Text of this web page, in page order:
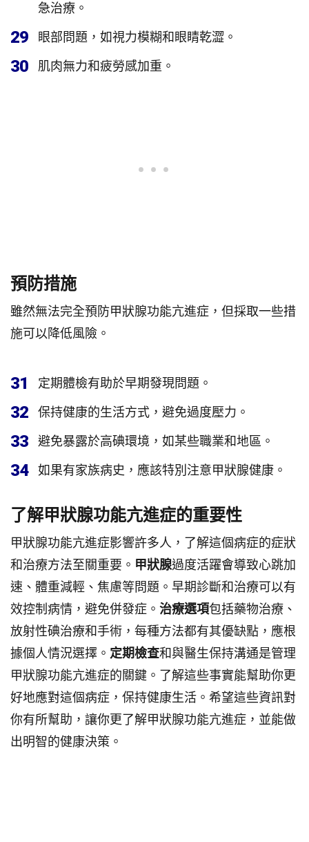
急治療。
29 眼部問題，如視力模糊和眼睛乾澀。
30 肌肉無力和疲勞感加重。
預防措施
雖然無法完全預防甲狀腺功能亢進症，但採取一些措
施可以降低風險。
31 定期體檢有助於早期發現問題。
32 保持健康的生活方式，避免過度壓力。
33 避免暴露於高碘環境，如某些職業和地區。
34 如果有家族病史，應該特別注意甲狀腺健康。
了解甲狀腺功能亢進症的重要性
甲狀腺功能亢進症影響許多人，了解這個病症的症狀
和治療方法至關重要。 甲狀腺過度活躍會導致心跳加
速、體重減輕、焦慮等問題。早期診斷和治療可以有
效控制病情，避免併發症。 治療選項包括藥物治療、
放射性碘治療和手術，每種方法都有其優缺點，應根
據個人情況選擇。 定期檢查和與醫生保持溝通是管理
甲狀腺功能亢進症的關鍵。了解這些事實能幫助你更
好地應對這個病症，保持健康生活。希望這些資訊對
你有所幫助，讓你更了解甲狀腺功能亢進症，並能做
出明智的健康決策。